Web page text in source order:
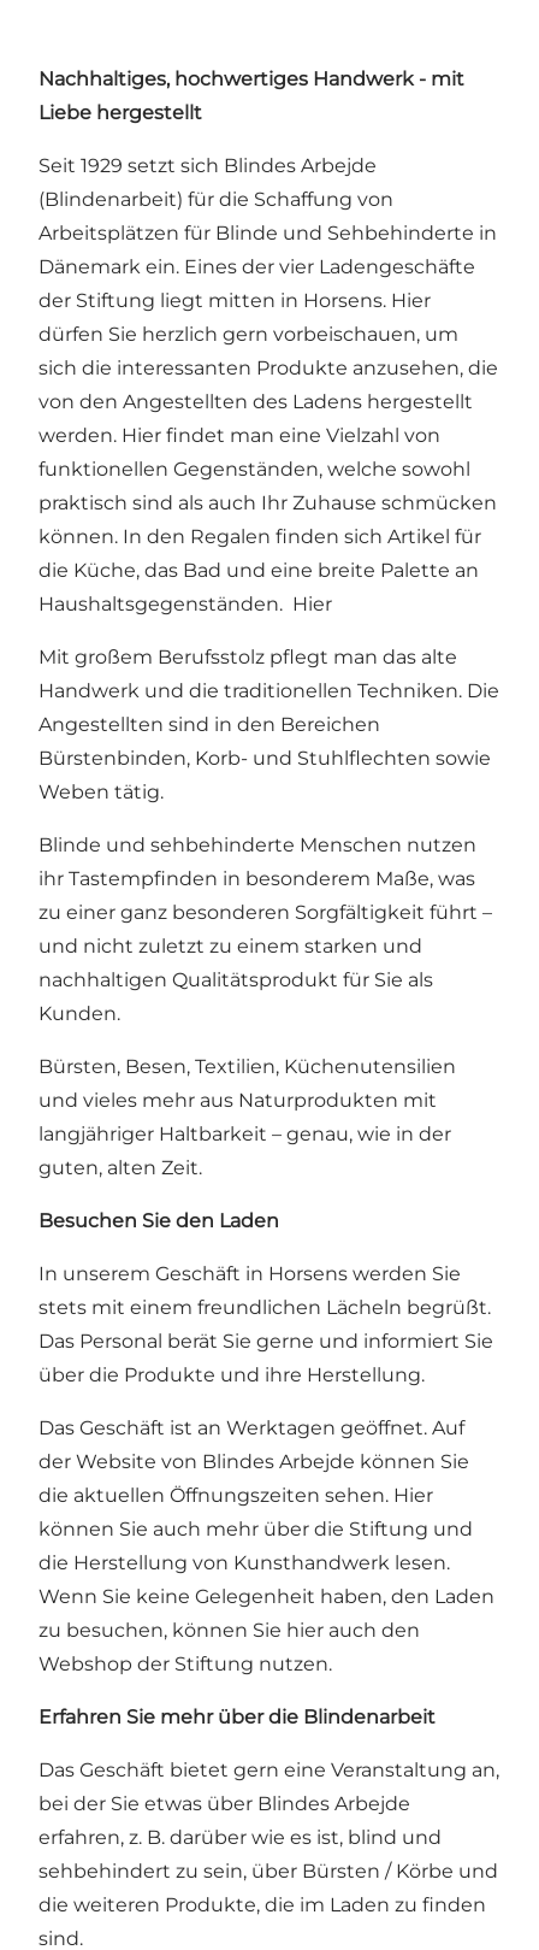
Nachhaltiges, hochwertiges Handwerk - mit
Liebe hergestellt
Seit 1929 setzt sich Blindes Arbejde
(Blindenarbeit) für die Schaffung von
Arbeitsplätzen für Blinde und Sehbehinderte in
Dänemark ein. Eines der vier Ladengeschäfte
der Stiftung liegt mitten in Horsens. Hier
dürfen Sie herzlich gern vorbeischauen, um
sich die interessanten Produkte anzusehen, die
von den Angestellten des Ladens hergestellt
werden. Hier findet man eine Vielzahl von
funktionellen Gegenständen, welche sowohl
praktisch sind als auch Ihr Zuhause schmücken
können. In den Regalen finden sich Artikel für
die Küche, das Bad und eine breite Palette an
Haushaltsgegenständen. Hier
Mit großem Berufsstolz pflegt man das alte
Handwerk und die traditionellen Techniken. Die
Angestellten sind in den Bereichen
Bürstenbinden, Korb- und Stuhlflechten sowie
Weben tätig.
Blinde und sehbehinderte Menschen nutzen
ihr Tastempfinden in besonderem Maße, was
zu einer ganz besonderen Sorgfältigkeit führt –
und nicht zuletzt zu einem starken und
nachhaltigen Qualitätsprodukt für Sie als
Kunden.
Bürsten, Besen, Textilien, Küchenutensilien
und vieles mehr aus Naturprodukten mit
langjähriger Haltbarkeit – genau, wie in der
guten, alten Zeit.
Besuchen Sie den Laden
In unserem Geschäft in Horsens werden Sie
stets mit einem freundlichen Lächeln begrüßt.
Das Personal berät Sie gerne und informiert Sie
über die Produkte und ihre Herstellung.
Das Geschäft ist an Werktagen geöffnet. Auf
der Website von Blindes Arbejde können Sie
die aktuellen Öffnungszeiten sehen. Hier
können Sie auch mehr über die Stiftung und
die Herstellung von Kunsthandwerk lesen.
Wenn Sie keine Gelegenheit haben, den Laden
zu besuchen, können Sie hier auch den
Webshop der Stiftung nutzen.
Erfahren Sie mehr über die Blindenarbeit
Das Geschäft bietet gern eine Veranstaltung an,
bei der Sie etwas über Blindes Arbejde
erfahren, z. B. darüber wie es ist, blind und
sehbehindert zu sein, über Bürsten / Körbe und
die weiteren Produkte, die im Laden zu finden
sind.